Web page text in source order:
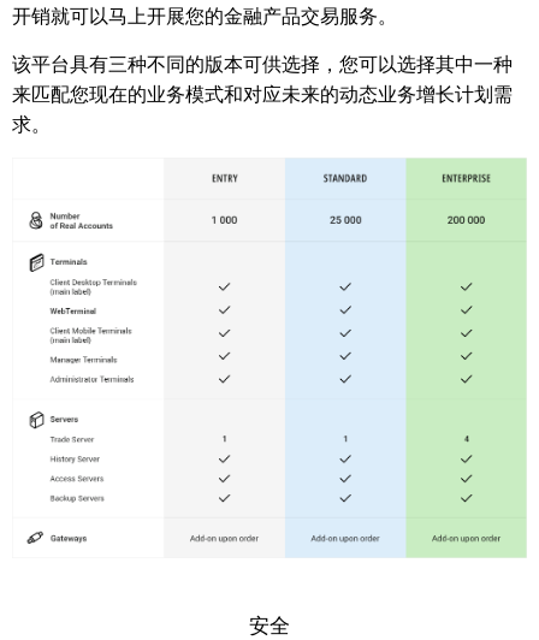
开销就可以马上开展您的金融产品交易服务。
该平台具有三种不同的版本可供选择，您可以选择其中一种
来匹配您现在的业务模式和对应未来的动态业务增长计划需
求。
安全